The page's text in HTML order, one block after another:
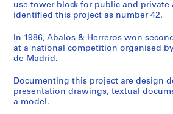
c
t
u
r
a
p
r
use tower block for public and private
identified this project as number 42.
In 1986, Abalos & Herreros won
at a national competition organised
de Madrid.
Documenting this project are design
presentation drawings, textual
a model.